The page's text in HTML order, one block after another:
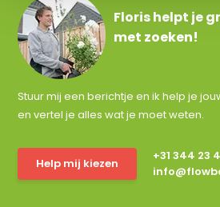
Floris helpt je
met zoeken!
Stuur mij een berichtje en ik help je
en vertel je alles wat je moet weten.
Help mij kiezen
+31 344 23